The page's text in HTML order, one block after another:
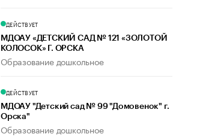
ДЕЙСТВУЕТ
МДОАУ «ДЕТСКИЙ САД № 121 «ЗОЛОТОЙ
КОЛОСОК» Г. ОРСКА
Образование дошкольное
ДЕЙСТВУЕТ
МДОАУ "Детский сад № 99 "Домовенок" г.
Орска"
Образование дошкольное